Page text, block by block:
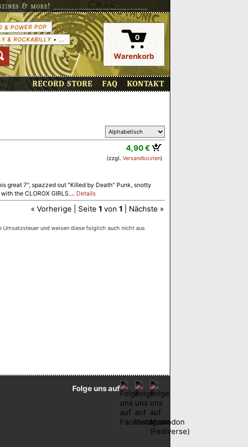
more! ___________________________
& POWER POP
& ROCKABILLY• ... 0
Warenkorb
RECORD STORE FAQ KONTAKT
4,90 €
(zzgl. Versandkosten)
great 7", spazzed out "Killed by Death" Punk, snotty
the CLOROX GIRLS.... Details
« Vorherige | Seite 1 von 1 | Nächste »
Umsatzsteuer und weisen diese folglich auch nicht aus
Folge uns auf